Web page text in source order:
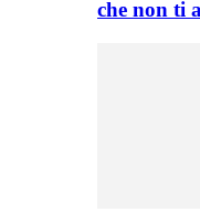
che non ti